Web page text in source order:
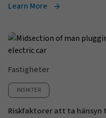
Learn More
Fastigheter
INSIKTER
Riskfaktorer att ta hänsyn